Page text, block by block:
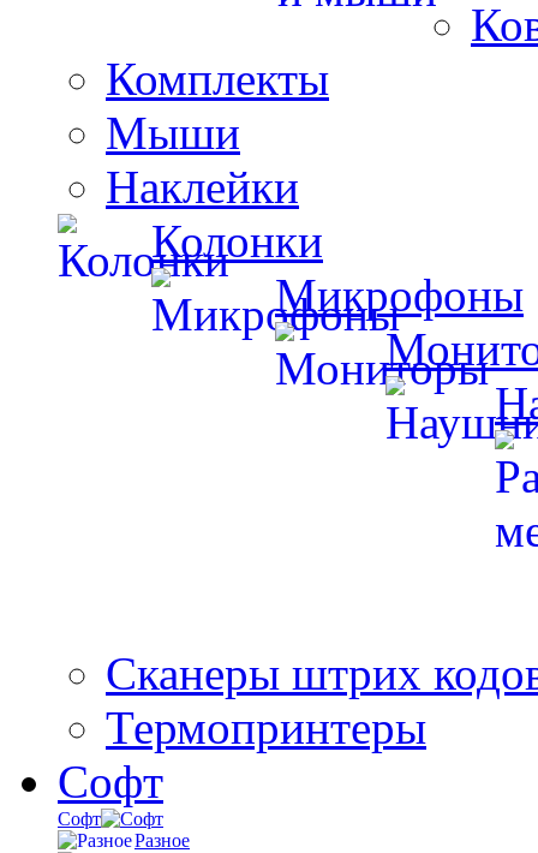
Комплекты
Мыши
Наклейки
Колонки
Микрофоны
Сканеры штрих
Термопринтеры
Софт
Софт
Разное